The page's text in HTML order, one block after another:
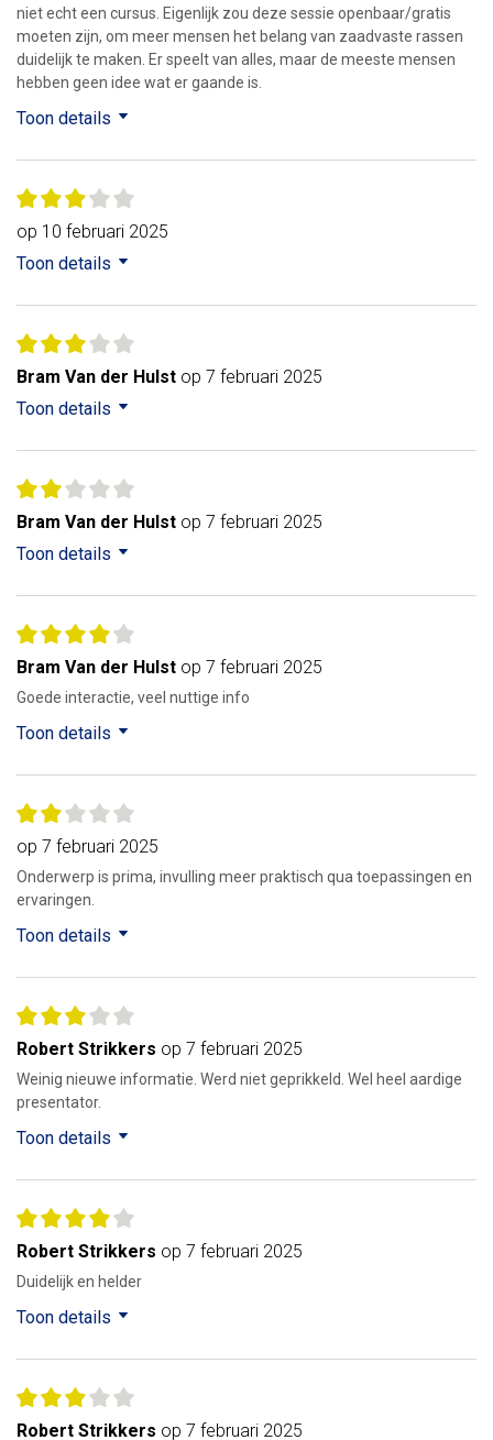
niet echt een cursus. Eigenlijk zou deze sessie openbaar/gratis
moeten zijn, om meer mensen het belang van zaadvaste rassen
duidelijk te maken. Er speelt van alles, maar de meeste mensen
hebben geen idee wat er gaande is.
Toon details
op 10 februari 2025
Toon details
Bram Van der Hulst op 7 februari 2025
Toon details
Bram Van der Hulst op 7 februari 2025
Toon details
Bram Van der Hulst op 7 februari 2025
Goede interactie, veel nuttige info
Toon details
op 7 februari 2025
Onderwerp is prima, invulling meer praktisch qua toepassingen en
ervaringen.
Toon details
Robert Strikkers op 7 februari 2025
Weinig nieuwe informatie. Werd niet geprikkeld. Wel heel aardige
presentator.
Toon details
Robert Strikkers op 7 februari 2025
Duidelijk en helder
Toon details
Robert Strikkers op 7 februari 2025